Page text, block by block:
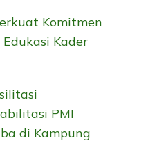
Komitmen
Kader
PMI
di Kampung